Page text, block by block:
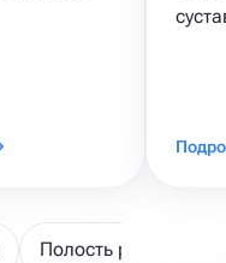
Полость рта